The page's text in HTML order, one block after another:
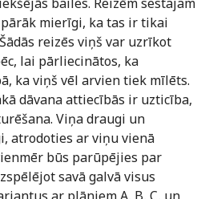
mierīgi, ka tas ir tikai
reizēs viņš var uzrīkot
lai pārliecinātos, ka
ka viņš vēl arvien tiek mīlēts.
dāvana attiecībās ir uzticība,
Viņa draugi un
atrodoties ar viņu vienā
būs parūpējies par
savā galvā visus